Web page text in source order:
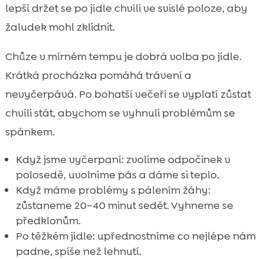
lepší držet se po jídle chvíli ve svislé poloze, aby
žaludek mohl zklidnit.
Chůze v mírném tempu je dobrá volba po jídle.
Krátká procházka pomáhá trávení a
nevyčerpává. Po bohatší večeři se vyplatí zůstat
chvíli stát, abychom se vyhnuli problémům se
spánkem.
Když jsme vyčerpaní: zvolíme odpočinek v
polosedě, uvolníme pás a dáme si teplo.
Když máme problémy s pálením žáhy:
zůstaneme 20–40 minut sedět. Vyhneme se
předklonům.
Po těžkém jídle: upřednostníme co nejlépe nám
padne, spíše než lehnutí.